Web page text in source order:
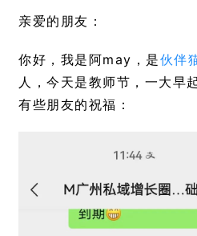
亲爱的朋友：
你好，我是阿may，是伙伴
人，今天是教师节，一大早
有些朋友的祝福：